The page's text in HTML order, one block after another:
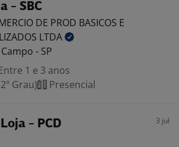
- SBC
DE PROD BASICOS E
LTDA
- SP
1 e 3 anos
Grau)
Presencial
- PCD 3 jul